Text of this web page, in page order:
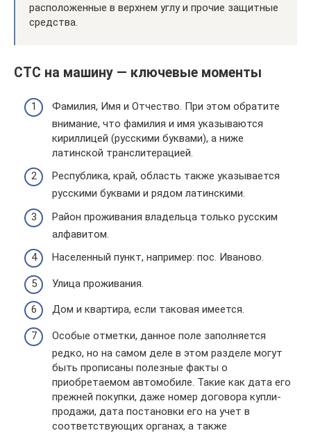
расположенные в верхнем углу и прочие защитные
средства.
СТС на машину — ключевые моменты
Фамилия, Имя и Отчество. При этом обратите
внимание, что фамилия и имя указываются
кириллицей (русскими буквами), а ниже
латинской транслитерацией.
Республика, край, область также указывается
русскими буквами и рядом латинскими.
Район проживания владельца только русским
алфавитом.
Населенный пункт, например: пос. Иваново.
Улица проживания.
Дом и квартира, если таковая имеется.
Особые отметки, данное поле заполняется
редко, но на самом деле в этом разделе могут
быть прописаны полезные факты о
приобретаемом автомобиле. Такие как дата его
прежней покупки, даже номер договора купли-
продажи, дата постановки его на учет в
соответствующих органах, а также